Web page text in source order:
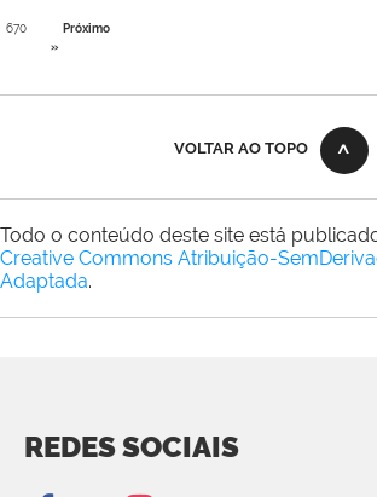
670
Próximo
»
VOLTAR AO TOPO
Todo o conteúdo deste site está
Creative Commons Atribuição-
Adaptada.
REDES SOCIAIS